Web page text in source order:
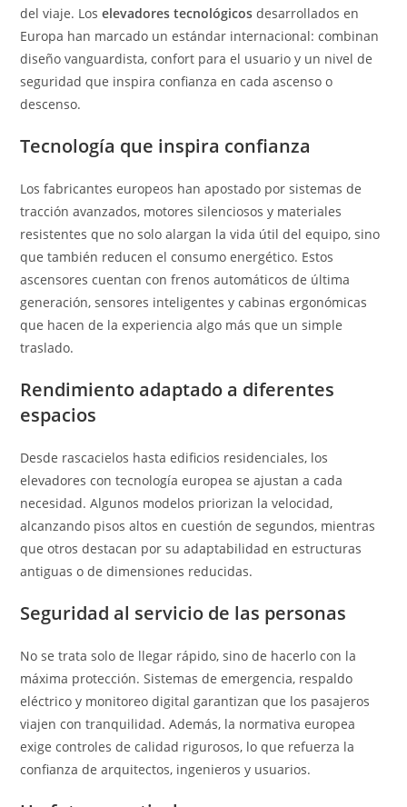
del viaje. Loselevadores tecnológicos desarrollados en
Europa han marcado un estándar internacional: combinan
diseño vanguardista, confort para el usuario y un nivel de
seguridad que inspira confianza en cada ascenso o
descenso.
Tecnología que inspira confianza
Los fabricantes europeos han apostado por sistemas de
tracción avanzados, motores silenciosos y materiales
resistentes que no solo alargan la vida útil del equipo, sino
que también reducen el consumo energético. Estos
ascensores cuentan con frenos automáticos de última
generación, sensores inteligentes y cabinas ergonómicas
que hacen de la experiencia algo más que un simple
traslado.
Rendimiento adaptado a diferentes
espacios
Desde rascacielos hasta edificios residenciales, los
elevadores con tecnología europea se ajustan a cada
necesidad. Algunos modelos priorizan la velocidad,
alcanzando pisos altos en cuestión de segundos, mientras
que otros destacan por su adaptabilidad en estructuras
antiguas o de dimensiones reducidas.
Seguridad al servicio de las personas
No se trata solo de llegar rápido, sino de hacerlo con la
máxima protección. Sistemas de emergencia, respaldo
eléctrico y monitoreo digital garantizan que los pasajeros
viajen con tranquilidad. Además, la normativa europea
exige controles de calidad rigurosos, lo que refuerza la
confianza de arquitectos, ingenieros y usuarios.